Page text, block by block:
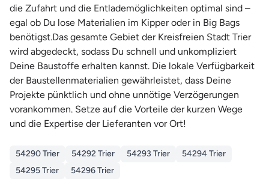
die Zufahrt und die Entlademöglichkeiten optimal sind –
egal ob Du lose Materialien im Kipper oder in Big Bags
benötigst.Das gesamte Gebiet der Kreisfreien Stadt Trier
wird abgedeckt, sodass Du schnell und unkompliziert
Deine Baustoffe erhalten kannst. Die lokale Verfügbarkeit
der Baustellenmaterialien gewährleistet, dass Deine
Projekte pünktlich und ohne unnötige Verzögerungen
vorankommen. Setze auf die Vorteile der kurzen Wege
und die Expertise der Lieferanten vor Ort!
54290 Trier 54292 Trier 54293 Trier
54294 Trier
54295 Trier
54296 Trier